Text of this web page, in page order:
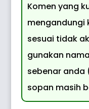
Komen yang
mengandungi
sesuai tidak
gunakan
sebenar anda
sopan masih